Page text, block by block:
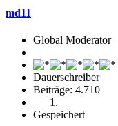
md11
Global Moderator
Dauerschreiber
Beiträge: 4.710
Gespeichert